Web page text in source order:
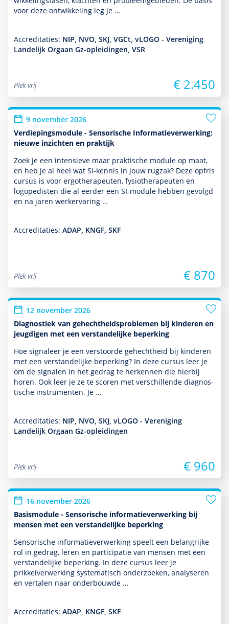
voor deze ont­wikke­ling leg je …
Accreditaties: NIP, NVO, SKJ, VGCt, vLOGO - Vereniging
Landelijk Orgaan Gz-opleidingen, VSR
Plek vrij € 2.450
9 november 2026
Verdiepingsmodule - Sensorische Informatieverwerking:
nieuwe inzichten en praktijk
Zoek je een intensieve maar prak­tische module op maat,
en heb je al heel wat SI-kennis in jouw rugzak? Deze opfris
cursus is voor ergo­thera­peuten, fysiothera­peuten en
logopedisten die al eerder een SI-module hebben gevolgd
en na jaren werkervaring …
Accreditaties: ADAP, KNGF, SKF
Plek vrij € 870
12 november 2026
Diagnostiek van gehechtheidsproblemen bij kinderen en
jeugdigen met een verstandelijke beperking
Hoe signaleer je een verstoorde gehechtheid bij kin­de­ren
met een ver­stande­lijke beper­king? In deze cursus leer je
om de signalen in het gedrag te herkennen die hierbij
horen. Ook leer je ze te scoren met ver­schil­lende diag­nos­
tische instru­men­ten. Je …
Accreditaties: NIP, NVO, SKJ, vLOGO - Vereniging
Landelijk Orgaan Gz-opleidingen
Plek vrij € 960
16 november 2026
Basismodule - Sensorische informatieverwerking bij
mensen met een verstandelijke beperking
Sensorische infor­matieverwerking speelt een belang­rijke
rol in gedrag, leren en participatie van mensen met een
ver­stande­lijke beper­king. In deze cursus leer je
prikkelverwerking syste­ma­tisch onder­zoeken, analyseren
en vertalen naar onderbouwde …
Accreditaties: ADAP, KNGF, SKF